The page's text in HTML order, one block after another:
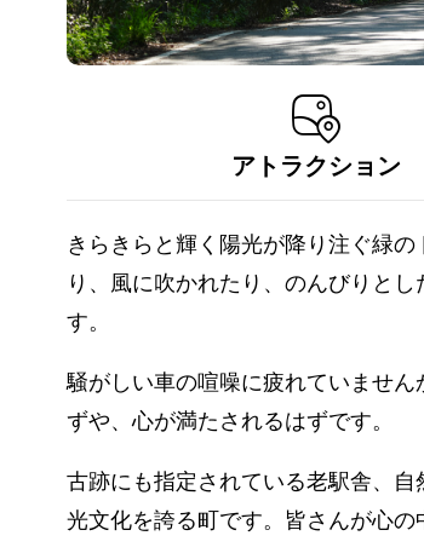
アトラクション
きらきらと輝く陽光が降り注ぐ緑
り、風に吹かれたり、のんびりと
す。
騒がしい車の喧噪に疲れていませ
ずや、心が満たされるはずです。
古跡にも指定されている老駅舎、
光文化を誇る町です。皆さんが心の